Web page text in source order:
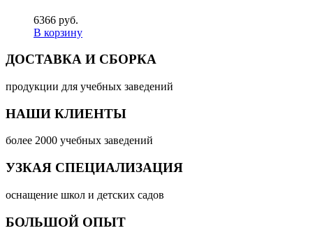
6366 руб.
В корзину
ДОСТАВКА И СБОРКА
продукции для учебных заведений
НАШИ КЛИЕНТЫ
более 2000 учебных заведений
УЗКАЯ СПЕЦИАЛИЗАЦИЯ
оснащение школ и детских садов
БОЛЬШОЙ ОПЫТ